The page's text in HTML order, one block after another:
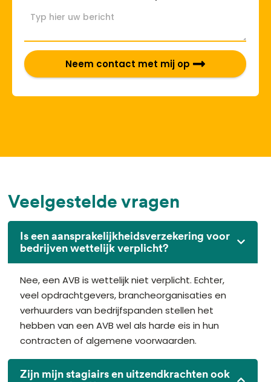
Neem contact met mij op
Veelgestelde vragen
Is een aansprakelijkheidsverzekering voor
bedrijven wettelijk verplicht?
Nee, een AVB is wettelijk niet verplicht. Echter,
veel opdrachtgevers, brancheorganisaties en
verhuurders van bedrijfspanden stellen het
hebben van een AVB wel als harde eis in hun
contracten of algemene voorwaarden.
Zijn mijn stagiairs en uitzendkrachten ook